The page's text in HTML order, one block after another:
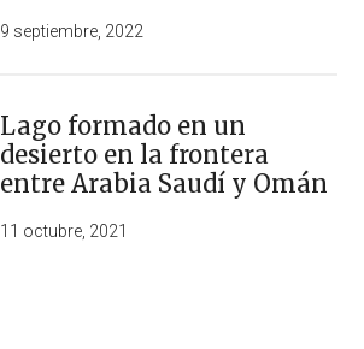
9 septiembre, 2022
Lago formado en un
desierto en la frontera
entre Arabia Saudí y Omán
11 octubre, 2021